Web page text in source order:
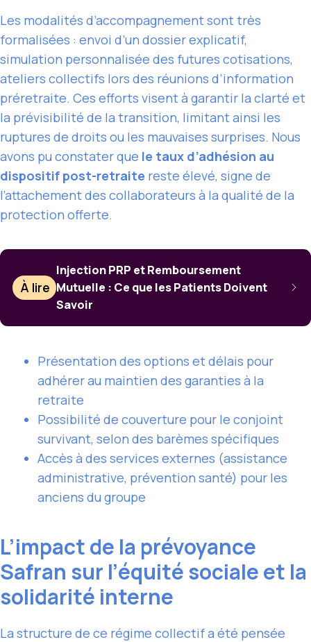
Les modalités d’accompagnement sont très
formalisées : envoi d’un dossier explicatif,
simulation personnalisée des futures cotisations,
ateliers collectifs lors des réunions d’information
préretraite. Ces efforts visent à garantir la clarté et
la prévisibilité de la transition, limitant ainsi les
ruptures de droits ou les mauvaises surprises. Nous
avons pu constater que le taux d’adhésion au
dispositif post-retraite reste élevé, signe de
l’attachement des collaborateurs à la qualité de la
protection offerte.
À lire
Injection PRP et Remboursement
Mutuelle : Ce que les Patients Doivent
Savoir
Présentation des options et délais pour
adhérer au maintien des garanties à la
retraite
Possibilité de couverture pour le conjoint
survivant, selon des barèmes spécifiques
Accès à des services externes (assistance
administrative, prévention santé) pour les
anciens du groupe
L’impact de la prévoyance
Safran sur l’équité sociale et la
solidarité interne
La structure de ce régime collectif a été pensée